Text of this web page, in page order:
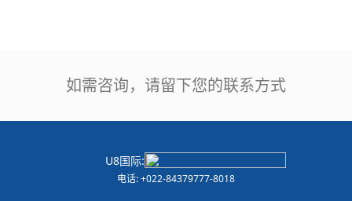
如需咨询，请留下您的联系方式
U8国际:
电话: +022-84379777-8018